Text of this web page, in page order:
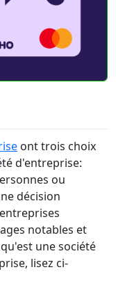
ont trois choix
d'entreprise:
ou
décision
notables et
une société
lisez ci-